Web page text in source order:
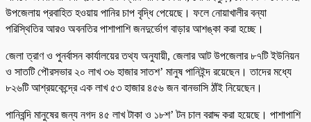
উপজেলায় প্রবাহিত হওয়ায় পানির চাপ বৃদ্ধি পেয়েছে। ফলে নোয়াখালীর বন্যা
পরিস্থিতির আরও অবনতির পাশাপাশি জনদুর্ভোগ বাড়ার আশঙ্কা করা হচ্ছে।
জেলা ত্রাণ ও পুনর্বাসন কার্যালয়ের তথ্য অনুযায়ী, জেলার আট উপজেলার ৮৭টি ইউনিয়ন
ও সাতটি পৌরসভার ২০ লাখ ৩৬ হাজার সাতশ’ মানুষ পানিইন্দ রয়েছেন। তাদের মধ্যে
৮২৬টি আশ্রয়কেন্দ্রে এক লাখ ৫৩ হাজার ৪৫৬ জন বানভাসি ঠাঁই নিয়েছেন।
পানিবন্দি মানুষের জন্য নগদ ৪৫ লাখ টাকা ও ১৮শ’ টন চাল বরাদ্দ করা হয়েছে। পাশাপাশি